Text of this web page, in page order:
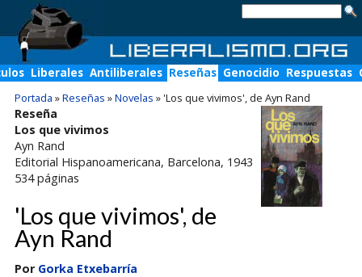
Liberales Antiliberales Reseñas Genocidio Respuestas
Portada »Reseñas »Novelas » 'Los que vivimos', de Ayn Rand
Reseña
Los que vivimos
Ayn Rand
Editorial Hispanoamericana, Barcelona, 1943
534páginas
'Los que vivimos', de
Ayn Rand
Por Gorka Etxebarría